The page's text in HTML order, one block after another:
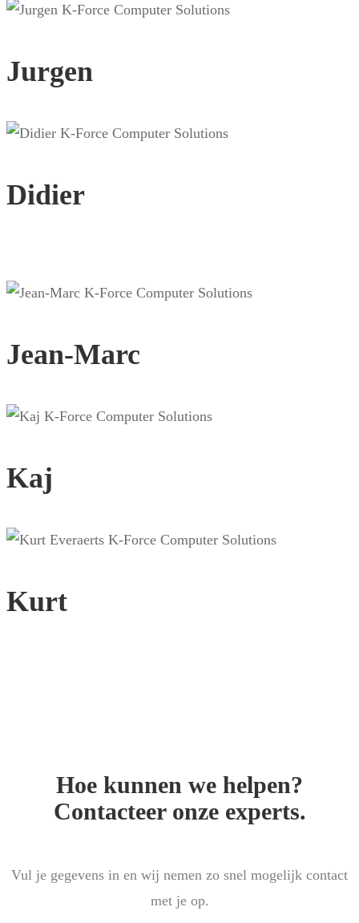
Jurgen
Didier
Jean-Marc
Kaj
Kurt
Hoe kunnen we helpen?
Contacteer onze experts.
Vul je gegevens in en wij nemen zo snel mogelijk contact
met je op.